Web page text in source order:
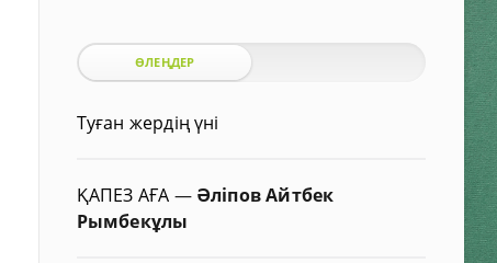
ӨЛЕҢДЕР
Туған жердің үні
ҚАПЕЗ АҒА — Әліпов Айтбек
Рымбекұлы